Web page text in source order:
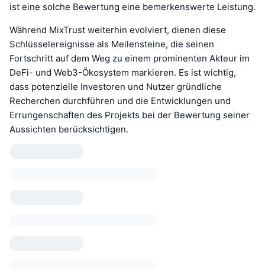
ist eine solche Bewertung eine bemerkenswerte Leistung.
Während MixTrust weiterhin evolviert, dienen diese
Schlüsselereignisse als Meilensteine, die seinen
Fortschritt auf dem Weg zu einem prominenten Akteur im
DeFi- und Web3-Ökosystem markieren. Es ist wichtig,
dass potenzielle Investoren und Nutzer gründliche
Recherchen durchführen und die Entwicklungen und
Errungenschaften des Projekts bei der Bewertung seiner
Aussichten berücksichtigen.